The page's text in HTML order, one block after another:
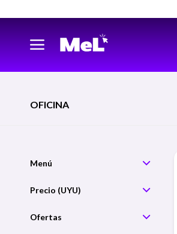
OFICINA
Precio